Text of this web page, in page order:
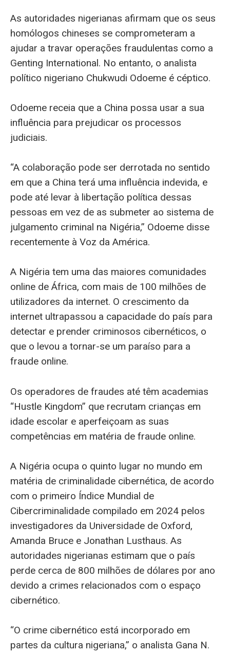
As autoridades nigerianas afirmam que os seus
homólogos chineses se comprometeram a
ajudar a travar operações fraudulentas como a
Genting International. No entanto, o analista
político nigeriano Chukwudi Odoeme é céptico.
Odoeme receia que a China possa usar a sua
influência para prejudicar os processos
judiciais.
“A colaboração pode ser derrotada no sentido
em que a China terá uma influência indevida, e
pode até levar à libertação política dessas
pessoas em vez de as submeter ao sistema de
julgamento criminal na Nigéria,” Odoeme disse
recentemente à Voz da América.
A Nigéria tem uma das maiores comunidades
online de África, com mais de 100 milhões de
utilizadores da internet. O crescimento da
internet ultrapassou a capacidade do país para
detectar e prender criminosos cibernéticos, o
que o levou a tornar-se um paraíso para a
fraude online.
Os operadores de fraudes até têm academias
“Hustle Kingdom” que recrutam crianças em
idade escolar e aperfeiçoam as suas
competências em matéria de fraude online.
A Nigéria ocupa o quinto lugar no mundo em
matéria de criminalidade cibernética, de acordo
com o primeiro Índice Mundial de
Cibercriminalidade compilado em 2024 pelos
investigadores da Universidade de Oxford,
Amanda Bruce e Jonathan Lusthaus. As
autoridades nigerianas estimam que o país
perde cerca de 800 milhões de dólares por ano
devido a crimes relacionados com o espaço
cibernético.
“O crime cibernético está incorporado em
partes da cultura nigeriana,” o analista Gana N.